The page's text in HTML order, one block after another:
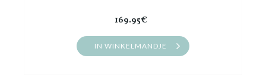
169.95€
IN WINKELMANDJE